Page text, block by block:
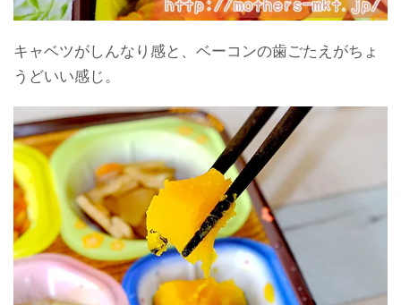
キャベツがしんなり感と、ベーコンの歯ごたえがちょ
うどいい感じ。